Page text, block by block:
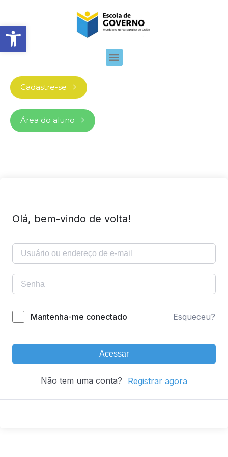
Abrir barra de ferramentas
Cadastre-se
Área do aluno
Olá, bem-vindo de volta!
Mantenha-me conectado Esqueceu?
Acessar
Não tem uma conta? Registrar agora